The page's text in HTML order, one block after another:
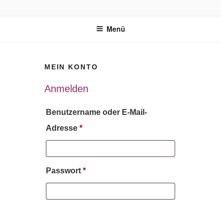
Menü
MEIN KONTO
Anmelden
Benutzername oder E-Mail-
Adresse *Erforderlich
Passwort *Erforderlich